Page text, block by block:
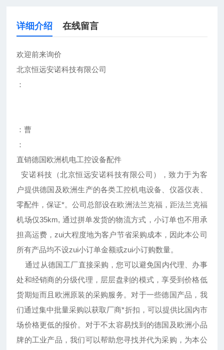
详细介绍 在线留言
欢迎前来询价
北京恒远安诺科技有限公司
：
：曹
：
直销德国欧洲机电工控设备配件
安诺科技（北京恒远安诺科技有限公司），致力于为客
户提供德国及欧洲生产的各类工控机电设备、仪器仪表、
零配件，保证*。公司总部设在欧洲法兰克福，距法兰克福
机场仅35km, 通过拼单发货的物流方式，小订单也不用承
担高运费，zui大程度地为客户节省采购成本，因此本公司
所有产品均不设zui小订单金额或zui小订购数量。
通过从德国工厂直接采购，您可以避免国内代理、办事
处和经销商的分级代理，层层盘剥的模式，享受到价格低
货期短而且欧洲原装的采购服务。对于一些德国产品，我
们通过集中批量采购以获取厂商*折扣，可以提供比国内市
场价格更低的报价。对于不太容易找到的德国及欧洲小品
牌的工业产品，我们可以帮助您寻找并代为采购，为本公